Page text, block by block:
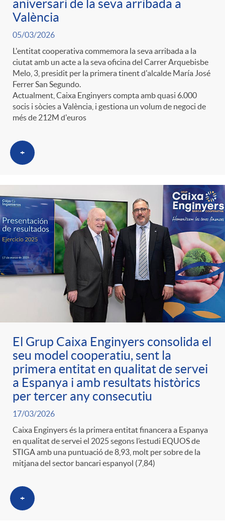
n
s
a
e
s
i
l
t
r
o
C
a
t
e
o
r
i
a
s
t
i
n
g
u
t
s
aniversari de la seva arribada a
València
05/03/2026
L'entitat cooperativa commemora la seva arribada a la
ciutat amb un acte a la seva oficina del Carrer Arquebisbe
Melo, 3, presidit per la primera tinent d'alcalde María José
Ferrer San Segundo.
Actualment, Caixa Enginyers compta amb quasi 6.000
socis i sòcies a València, i gestiona un volum de negoci de
més de 212M d'euros
+
El Grup Caixa Enginyers consolida el
seu model cooperatiu, sent la
primera entitat en qualitat de servei
a Espanya i amb resultats històrics
per tercer any consecutiu
17/03/2026
Caixa Enginyers és la primera entitat financera a Espanya
en qualitat de servei el 2025 segons l’estudi EQUOS de
STIGA amb una puntuació de 8,93, molt per sobre de la
mitjana del sector bancari espanyol (7,84)
+